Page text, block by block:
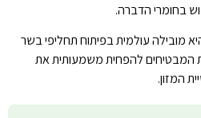
בחומרי הדברה.
מובילה עולמית בפיתוח תחליפי בשר
המבטיחים להפחית משמעותית את
המזון.